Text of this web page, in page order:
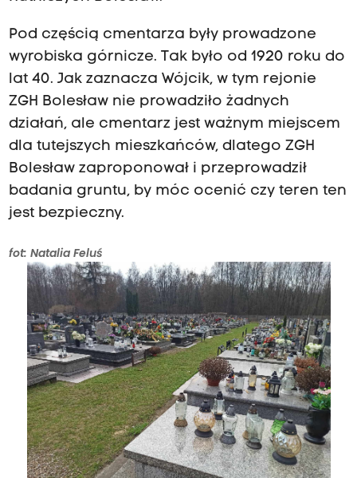
Pod częścią cmentarza były prowadzone
wyrobiska górnicze. Tak było od 1920 roku do
lat 40. Jak zaznacza Wójcik, w tym rejonie
ZGH Bolesław nie prowadziło żadnych
działań, ale cmentarz jest ważnym miejscem
dla tutejszych mieszkańców, dlatego ZGH
Bolesław zaproponował i przeprowadził
badania gruntu, by móc ocenić czy teren ten
jest bezpieczny.
fot: Natalia Feluś